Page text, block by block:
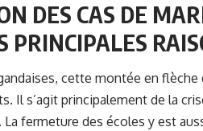
DES CAS DE
PRINCIPALES
cette montée en flèche
Il s’agit principalement de la
. La fermeture des écoles y est